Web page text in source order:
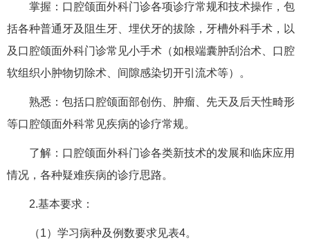
掌握：口腔颌面外科门诊各项诊疗常规和技术操作，包
括各种普通牙及阻生牙、埋伏牙的拔除，牙槽外科手术，以
及口腔颌面外科门诊常见小手术（如根端囊肿刮治术、口腔
软组织小肿物切除术、间隙感染切开引流术等）。
熟悉：包括口腔颌面部创伤、肿瘤、先天及后天性畸形
等口腔颌面外科常见疾病的诊疗常规。
了解：口腔颌面外科门诊各类新技术的发展和临床应用
情况，各种疑难疾病的诊疗思路。
2.基本要求：
（1）学习病种及例数要求见表4。